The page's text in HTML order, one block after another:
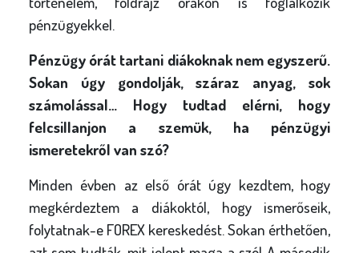
pénzügyekkel.
Pénzügy órát tartani diákoknak nem egyszerű.
Sokan úgy gondolják, száraz anyag, sok
számolással… Hogy tudtad elérni, hogy
felcsillanjon a szemük, ha pénzügyi
ismeretekről van szó?
Minden évben az első órát úgy kezdtem, hogy
megkérdeztem a diákoktól, hogy ismerőseik,
folytatnak-e FOREX kereskedést. Sokan érthetően,